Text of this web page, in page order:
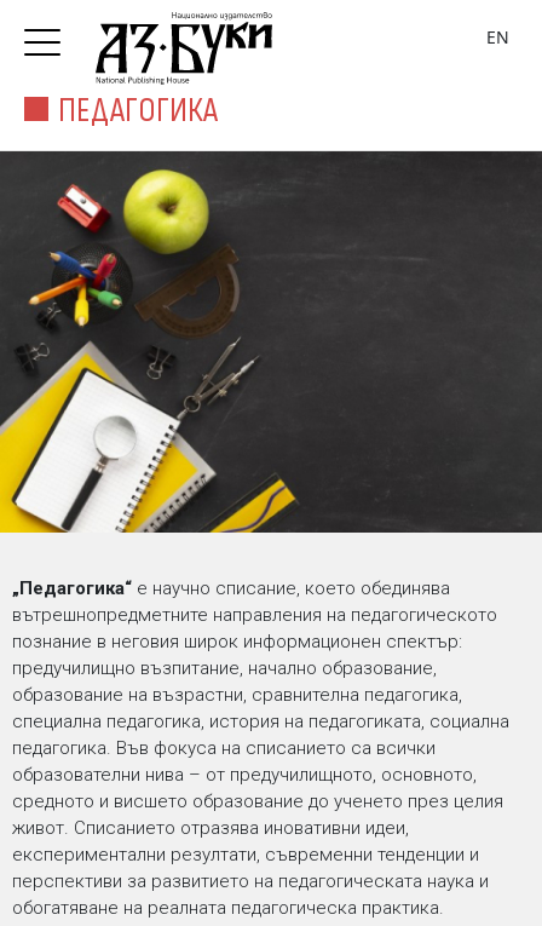
ПЕДАГОГИКА
EN
„Педагогика“ e научно списание, което обединява
вътрешнопредметните направления на педагогическото
познание в неговия широк информационен спектър:
предучилищно възпитание, начално образование,
образование на възрастни, сравнителна педагогика,
специална педагогика, история на педагогиката, социална
педагогика. Във фокуса на списанието са всички
образователни нива – от предучилищното, основното,
средното и висшето образование до ученето през целия
живот. Списанието отразява иновативни идеи,
експериментални резултати, съвременни тенденции и
перспективи за развитието на педагогическата наука и
обогатяване на реалната педагогическа практика.